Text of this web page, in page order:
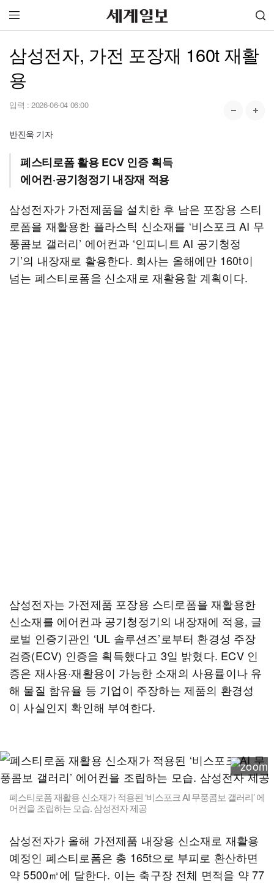
삼성전자, 가전 포장재 160t 재활
용
입력 : 2026-06-04 06:00
반진욱 기자
폐스티로폼 활용 ECV 인증 획득
에어컨·공기청정기 내장재 적용
삼성전자가 가전제품을 설치한 후 남은 포장용 스티
로폼을 재활용한 플라스틱 신소재를 ‘비스포크 AI 무
풍콤보 갤러리’ 에어컨과 ‘인피니트 AI 공기청정
기’의 내장재로 활용한다. 회사는 올해에만 160t이
넘는 폐스티로폼을 신소재로 재활용할 계획이다.
삼성전자는 가전제품 포장용 스티로폼을 재활용한
신소재를 에어컨과 공기청정기의 내장재에 적용, 글
로벌 인증기관인 ‘UL 솔루션즈’로부터 환경성 주장
검증(ECV) 인증을 획득했다고 3일 밝혔다. ECV 인
증은 재사용·재활용이 가능한 소재의 사용률이나 유
해 물질 함유율 등 기업이 주장하는 제품의 환경성
이 사실인지 확인해 부여한다.
폐스티로폼 재활용 신소재가 적용된 ‘비스포크 AI 무풍콤보 갤러리’ 에
어컨을 조립하는 모습. 삼성전자 제공
삼성전자가 올해 가전제품 내장용 신소재로 재활용
예정인 폐스티로폼은 총 165t으로 부피로 환산하면
약 5500㎥에 달한다. 이는 축구장 전체 면적을 약 77